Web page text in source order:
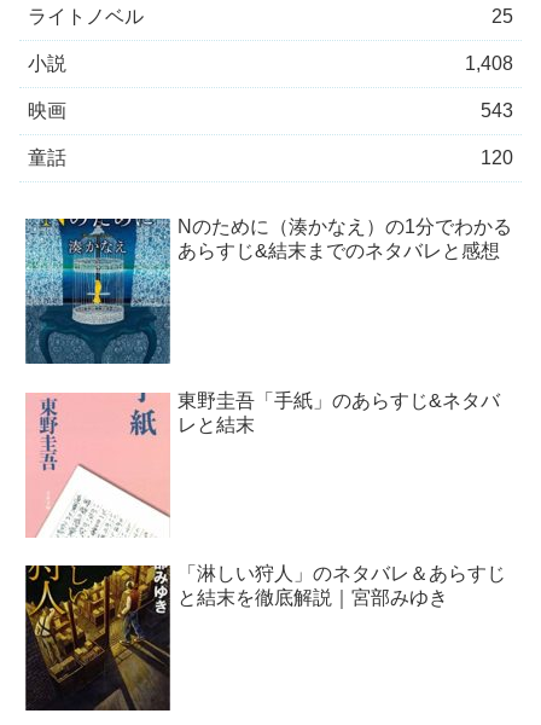
ライトノベル 25
小説 1,408
映画 543
童話 120
Nのために（湊かなえ）の1分でわかる
あらすじ&結末までのネタバレと感想
東野圭吾「手紙」のあらすじ&ネタバ
レと結末
「淋しい狩人」のネタバレ＆あらすじ
と結末を徹底解説｜宮部みゆき